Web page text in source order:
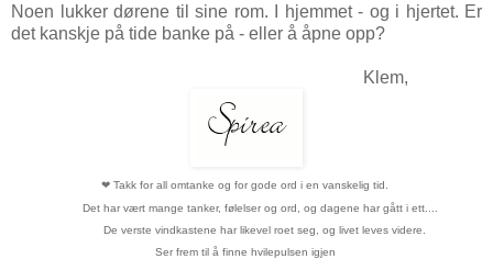
Noen lukker dørene til sine rom. I hjemmet - og i hjertet. Er
det kanskje på tide banke på - eller å åpne opp?
Klem,
❤ Takk for all omtanke og for gode ord i en vanskelig tid.
Det har vært mange tanker, følelser og ord, og dagene har gått i ett....
De verste vindkastene har likevel roet seg, og livet leves videre.
Ser frem til å finne hvilepulsen igjen